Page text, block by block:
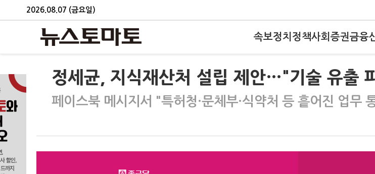
2026.08.07 (금요일)
속보정치 정책사회 증권금융
정세균, 지식재산처 설립 제안…"기술 유출
페이스북 메시지서 "특허청·문체부·식약처 등 흩어진 업무